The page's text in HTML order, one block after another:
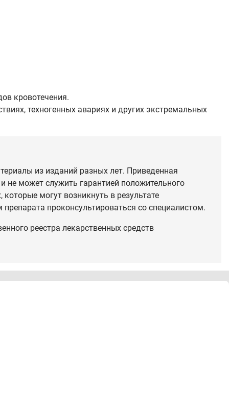
кровотечения.
техногенных авариях и других экстремальных
из изданий разных лет. Приведенная
не может служить гарантией положительного
могут возникнуть в результате
проконсультироваться со специалистом.
реестра лекарственных средств